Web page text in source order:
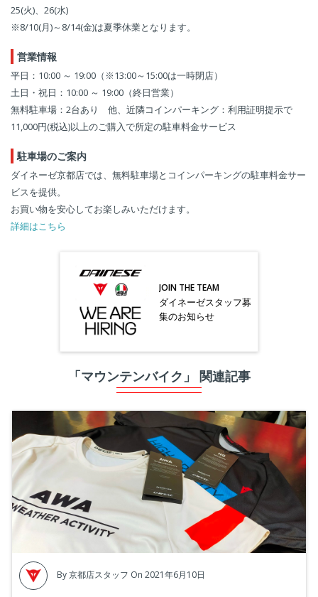
25(火)、26(水)
※8/10(月)～8/14(金)は夏季休業となります。
営業情報
平日：10:00 ～ 19:00（※13:00～15:00は一時閉店）
土日・祝日：10:00 ～ 19:00（終日営業）
無料駐車場：2台あり 他、近隣コインパーキング：利用証明提示で
11,000円(税込)以上のご購入で所定の駐車料金サービス
駐車場のご案内
ダイネーゼ京都店では、無料駐車場とコインパーキングの駐車料金サー
ビスを提供。
お買い物を安心してお楽しみいただけます。
詳細はこちら
JOIN THE TEAM
ダイネーゼスタッフ募
集のお知らせ
「マウンテンバイク」 関連記事
By京都店スタッフ On 2021年6月10日